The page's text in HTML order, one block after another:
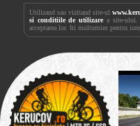
Utilizand sau vizitand site-ul
si conditiile de utilizare a site-ului.
acceptarea lor. Iti multumim pentru